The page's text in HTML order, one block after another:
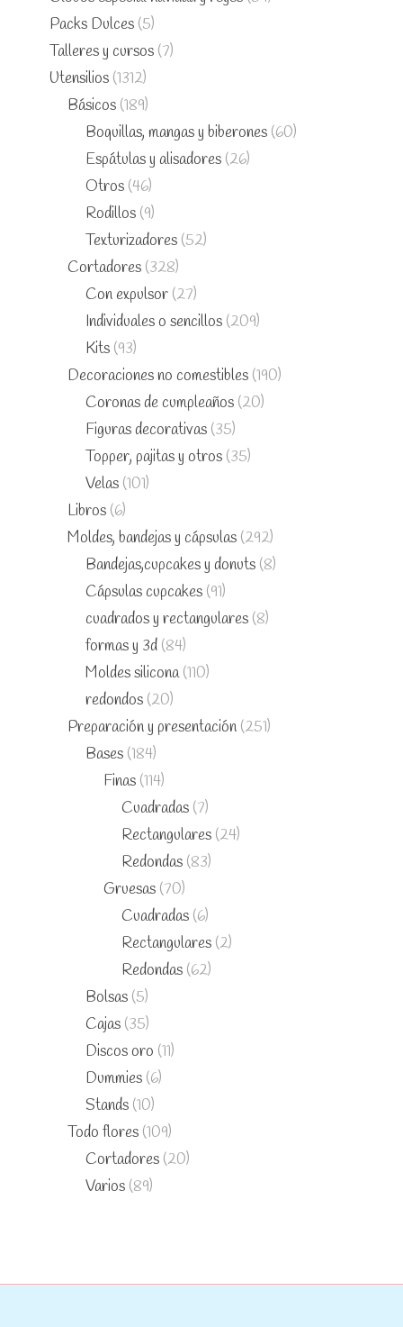
Packs Dulces (5)
Talleres y cursos (7)
Utensilios (1312)
Básicos (189)
Boquillas, mangas y biberones (60)
Espátulas y alisadores (26)
Otros (46)
Rodillos (9)
Texturizadores (52)
Cortadores (328)
Con expulsor (27)
Individuales o sencillos (209)
Kits (93)
Decoraciones no comestibles (190)
Coronas de cumpleaños (20)
Figuras decorativas (35)
Topper, pajitas y otros (35)
Velas (101)
Libros (6)
Moldes, bandejas y cápsulas (292)
Bandejas,cupcakes y donuts (8)
Cápsulas cupcakes (91)
cuadrados y rectangulares (8)
formas y 3d (84)
Moldes silicona (110)
redondos (20)
Preparación y presentación (251)
Bases (184)
Finas (114)
Cuadradas (7)
Rectangulares (24)
Redondas (83)
Gruesas (70)
Cuadradas (6)
Rectangulares (2)
Redondas (62)
Bolsas (5)
Cajas (35)
Discos oro (11)
Dummies (6)
Stands (10)
Todo flores (109)
Cortadores (20)
Varios (89)